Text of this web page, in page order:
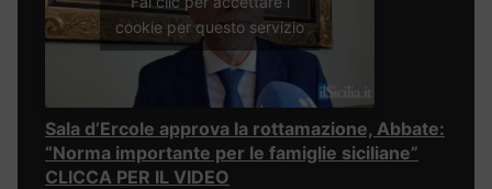
cookie per questo servizio
Sala d’Ercole approva la rottamazione, Abbate:
“Norma importante per le famiglie siciliane”
CLICCA PER IL VIDEO